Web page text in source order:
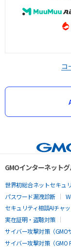
コ
GMOインターネット
世界初総合ネットセキュ
パスワード漏洩診断
セキュリティ相談AIチャ
実在証明・盗聴対策
サイバー攻撃対策（GMO
サイバー攻撃対策（GMO